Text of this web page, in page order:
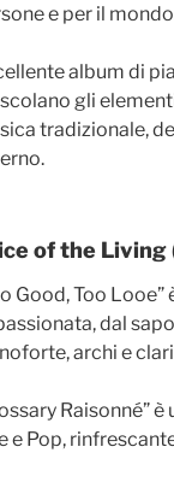
e per il
album di
gli
tradizionale,
of the Living
Good, Too
dal
archi e
Raisonné”
e Pop,